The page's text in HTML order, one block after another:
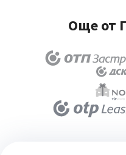
Още от